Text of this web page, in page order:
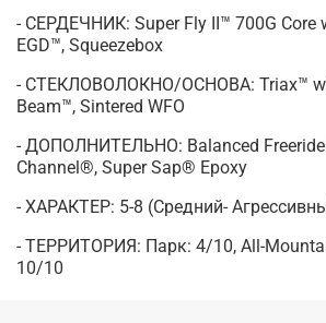
- СЕРДЕЧНИК: Super Fly II™ 700G Core
EGD™, Squeezebox
- СТЕКЛОВОЛОКНО/ОСНОВА: Triax™
Beam™, Sintered WFO
- ДОПОЛНИТЕЛЬНО: Balanced Freeride
Channel®, Super Sap® Epoxy
- ХАРАКТЕР: 5-8 (Средний-
- ТЕРРИТОРИЯ: Парк: 4/10, All-
10/10